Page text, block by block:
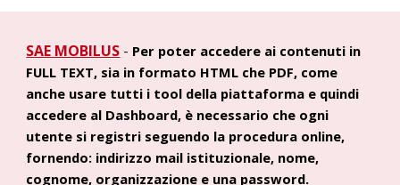
SAE MOBILUS - Per poter accedere ai contenuti in
FULL TEXT, sia in formato HTML che PDF, come
anche usare tutti i tool della piattaforma e quindi
accedere al Dashboard, è necessario che ogni
utente si registri seguendo la procedura online,
fornendo: indirizzo mail istituzionale, nome,
cognome, organizzazione e una password.